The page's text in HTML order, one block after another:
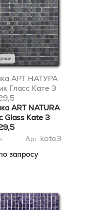
АРТ НАТУРА
Гласс Кате 3
ART NATURA
Glass Kate 3
Арт. kate3
запросу